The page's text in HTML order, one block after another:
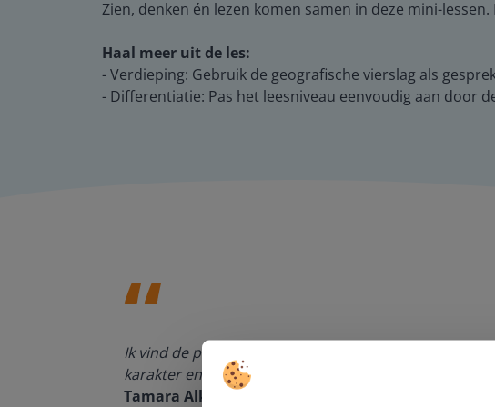
Zien, denken én lezen komen samen in deze mini-
Haal meer uit de les:
- Verdieping: Gebruik de geografische vierslag als
- Differentiatie: Pas het leesniveau eenvoudig aan door
Ik vind de professionaliteit en behulpzaamheid een
karakter en de informatievoorziening via de website.
Tamara Alkemade